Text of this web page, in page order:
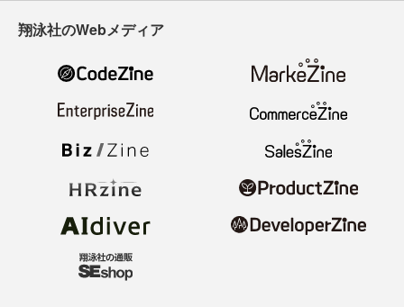
翔泳社のWebメディア